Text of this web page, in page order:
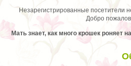
Незарегистрированные посетители
Добро
Мать знает, как много крошек роняет